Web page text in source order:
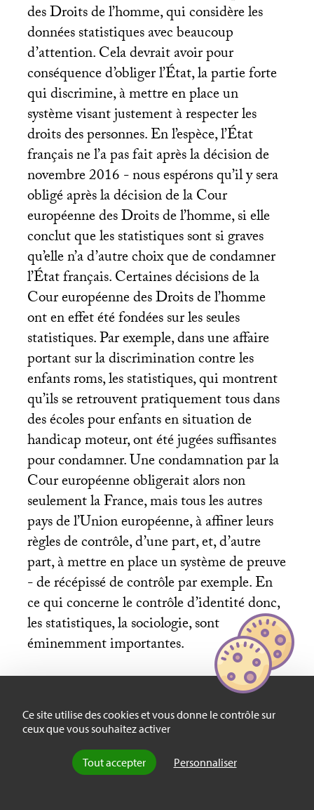
Ce site utilise des cookies et vous donne le contrôle sur
ceux que vous souhaitez activer
Tout accepter Personnaliser
des Droits de l’homme, qui considère les
données statistiques avec beaucoup
d’attention. Cela devrait avoir pour
conséquence d’obliger l’État, la partie forte
qui discrimine, à mettre en place un
système visant justement à respecter les
droits des personnes. En l’espèce, l’État
français ne l’a pas fait après la décision de
novembre 2016 - nous espérons qu’il y sera
obligé après la décision de la Cour
européenne des Droits de l’homme, si elle
conclut que les statistiques sont si graves
qu’elle n’a d’autre choix que de condamner
l’État français. Certaines décisions de la
Cour européenne des Droits de l’homme
ont en effet été fondées sur les seules
statistiques. Par exemple, dans une affaire
portant sur la discrimination contre les
enfants roms, les statistiques, qui montrent
qu’ils se retrouvent pratiquement tous dans
des écoles pour enfants en situation de
handicap moteur, ont été jugées suffisantes
pour condamner. Une condamnation par la
Cour européenne obligerait alors non
seulement la France, mais tous les autres
pays de l’Union européenne, à affiner leurs
règles de contrôle, d’une part, et, d’autre
part, à mettre en place un système de preuve
- de récépissé de contrôle par exemple. En
ce qui concerne le contrôle d’identité donc,
les statistiques, la sociologie, sont
éminemment importantes.
La Vie des idées :Comment les coûts
matériels de la procédure ont-ils été pris en
?